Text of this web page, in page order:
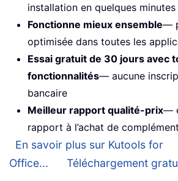
installation en quelques
Fonctionne mieux ensemble—
optimisée dans toutes les
Essai gratuit de 30 jours avec
fonctionnalités— aucune
bancaire
Meilleur rapport qualité-prix—
rapport à l’achat de
En savoir plus sur Kutools for
Office...
Téléchargement